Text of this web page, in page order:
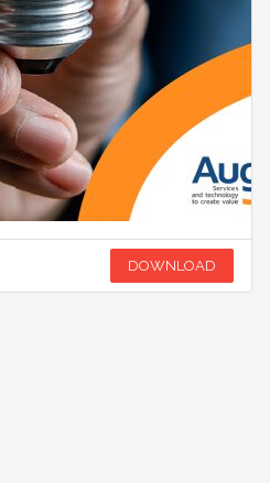
DOWNLOAD